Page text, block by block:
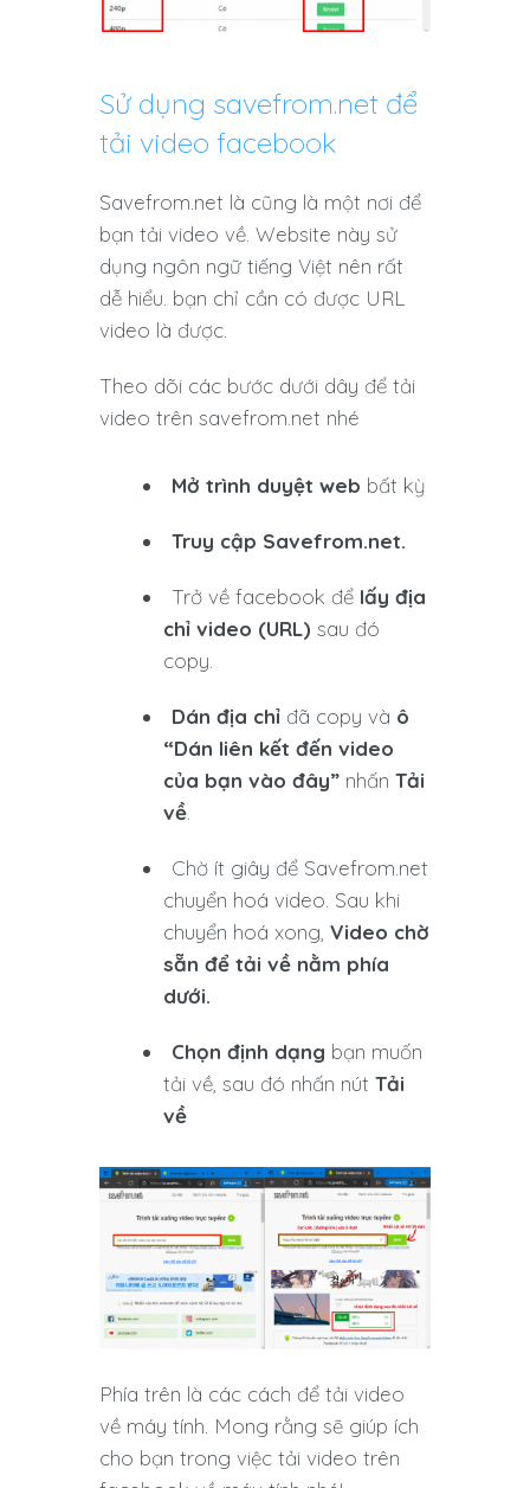
Sử dụng savefrom.net để
tải video facebook
Savefrom.net là cũng là một nơi để
bạn tải video về. Website này sử
dụng ngôn ngữ tiếng Việt nên rất
dễ hiểu. bạn chỉ cần có được URL
video là được.
Theo dõi các bước dưới dây để tải
video trên savefrom.net nhé
Mở trình duyệt web bất kỳ
Truy cập Savefrom.net.
Trở về facebook để lấy địa
chỉ video (URL) sau đó
copy.
Dán địa chỉ đã copy và ô
“Dán liên kết đến video
của bạn vào đây” nhấnTải
về.
Chờ ít giây để Savefrom.net
chuyển hoá video. Sau khi
chuyển hoá xong,Video chờ
sẵn để tải về nằm phía
dưới.
Chọn định dạng bạn muốn
tải về, sau đó nhấn nútTải
về
Phía trên là các cách để tải video
về máy tính. Mong rằng sẽ giúp ích
cho bạn trong việc tải video trên